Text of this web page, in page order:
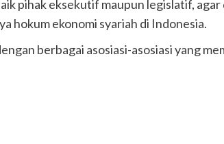
pihak eksekutif maupun legislatif,
hokum ekonomi syariah di Indonesia.
berbagai asosiasi-asosiasi yang